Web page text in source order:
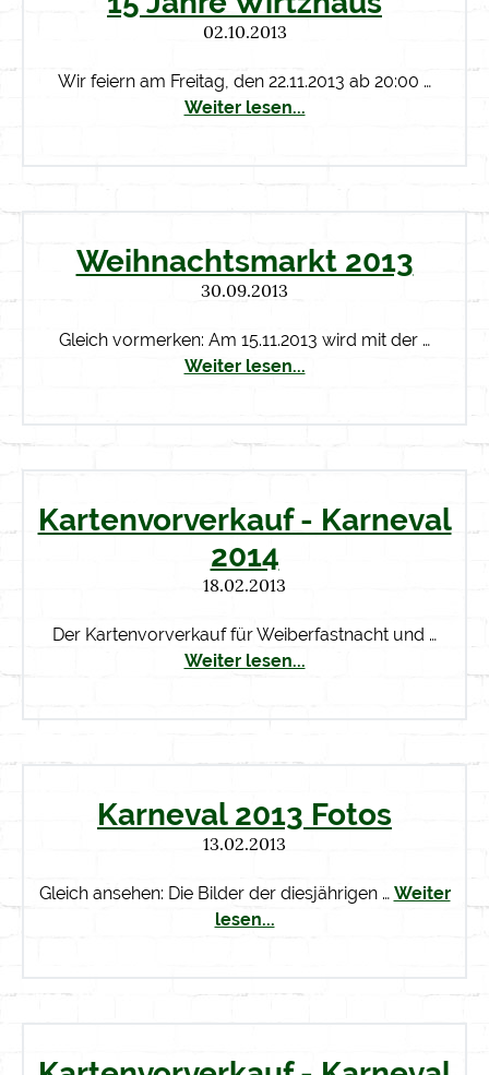
02.10.2013
Wir feiern am Freitag, den 22.11.2013 ab 20:00 …
Weiter lesen...
Weihnachtsmarkt 2013
30.09.2013
Gleich vormerken: Am 15.11.2013 wird mit der …
Weiter lesen...
Kartenvorverkauf - Karneval
2014
18.02.2013
Der Kartenvorverkauf für Weiberfastnacht und …
Weiter lesen...
Karneval 2013 Fotos
13.02.2013
Gleich ansehen: Die Bilder der diesjährigen … Weiter
lesen...